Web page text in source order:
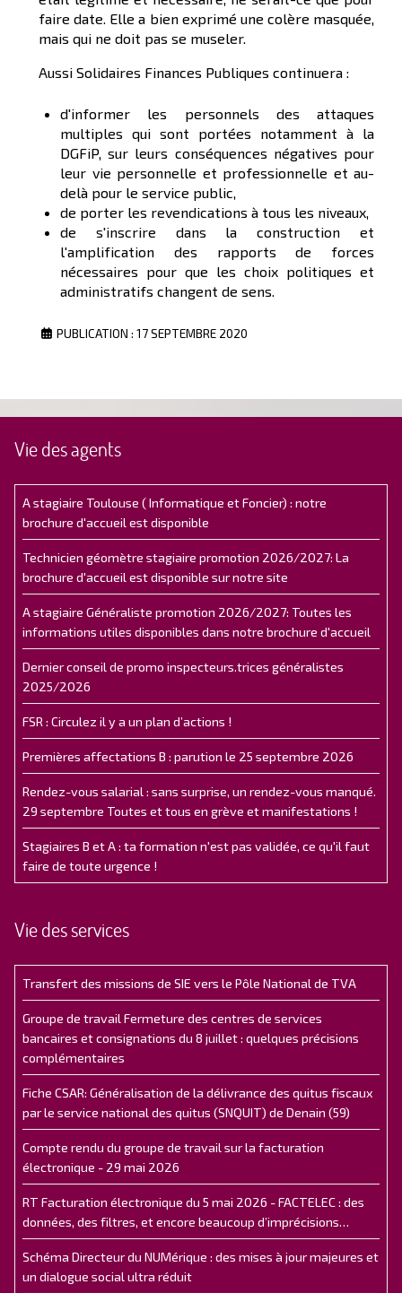
faire date. Elle a bien exprimé une colère masquée,
mais qui ne doit pas se museler.
Aussi Solidaires Finances Publiques continuera :
d'informer les personnels des attaques
multiples qui sont portées notamment à la
DGFiP, sur leurs conséquences négatives pour
leur vie personnelle et professionnelle et au-
delà pour le service public,
de porter les revendications à tous les niveaux,
de s'inscrire dans la construction et
l'amplification des rapports de forces
nécessaires pour que les choix politiques et
administratifs changent de sens.
PUBLICATION : 17 SEPTEMBRE 2020
Vie des agents
A stagiaire Toulouse ( Informatique et Foncier) : notre
brochure d'accueil est disponible
Technicien géomètre stagiaire promotion 2026/2027: La
brochure d'accueil est disponible sur notre site
A stagiaire Généraliste promotion 2026/2027: Toutes les
informations utiles disponibles dans notre brochure d'accueil
Dernier conseil de promo inspecteurs.trices généralistes
2025/2026
FSR : Circulez il y a un plan d’actions !
Premières affectations B : parution le 25 septembre 2026
Rendez-vous salarial : sans surprise, un rendez-vous manqué.
29 septembre Toutes et tous en grève et manifestations !
Stagiaires B et A : ta formation n'est pas validée, ce qu'il faut
faire de toute urgence !
Vie des services
Transfert des missions de SIE vers le Pôle National de TVA
Groupe de travail Fermeture des centres de services
bancaires et consignations du 8 juillet : quelques précisions
complémentaires
Fiche CSAR: Généralisation de la délivrance des quitus fiscaux
par le service national des quitus (SNQUIT) de Denain (59)
Compte rendu du groupe de travail sur la facturation
électronique - 29 mai 2026
RT Facturation électronique du 5 mai 2026 - FACTELEC : des
données, des filtres, et encore beaucoup d’imprécisions…
Schéma Directeur du NUMérique : des mises à jour majeures et
un dialogue social ultra réduit